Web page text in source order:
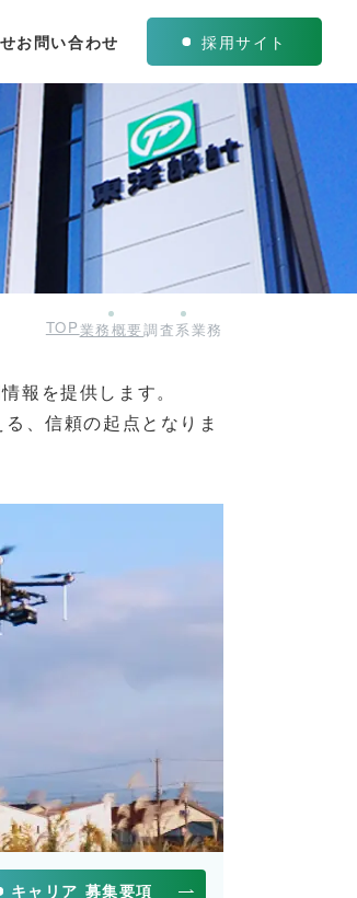
お問い合わせ 採用サイト
TOP業務概要調査系業務
報を提供します。
、信頼の起点となりま
キャリア 募集要項